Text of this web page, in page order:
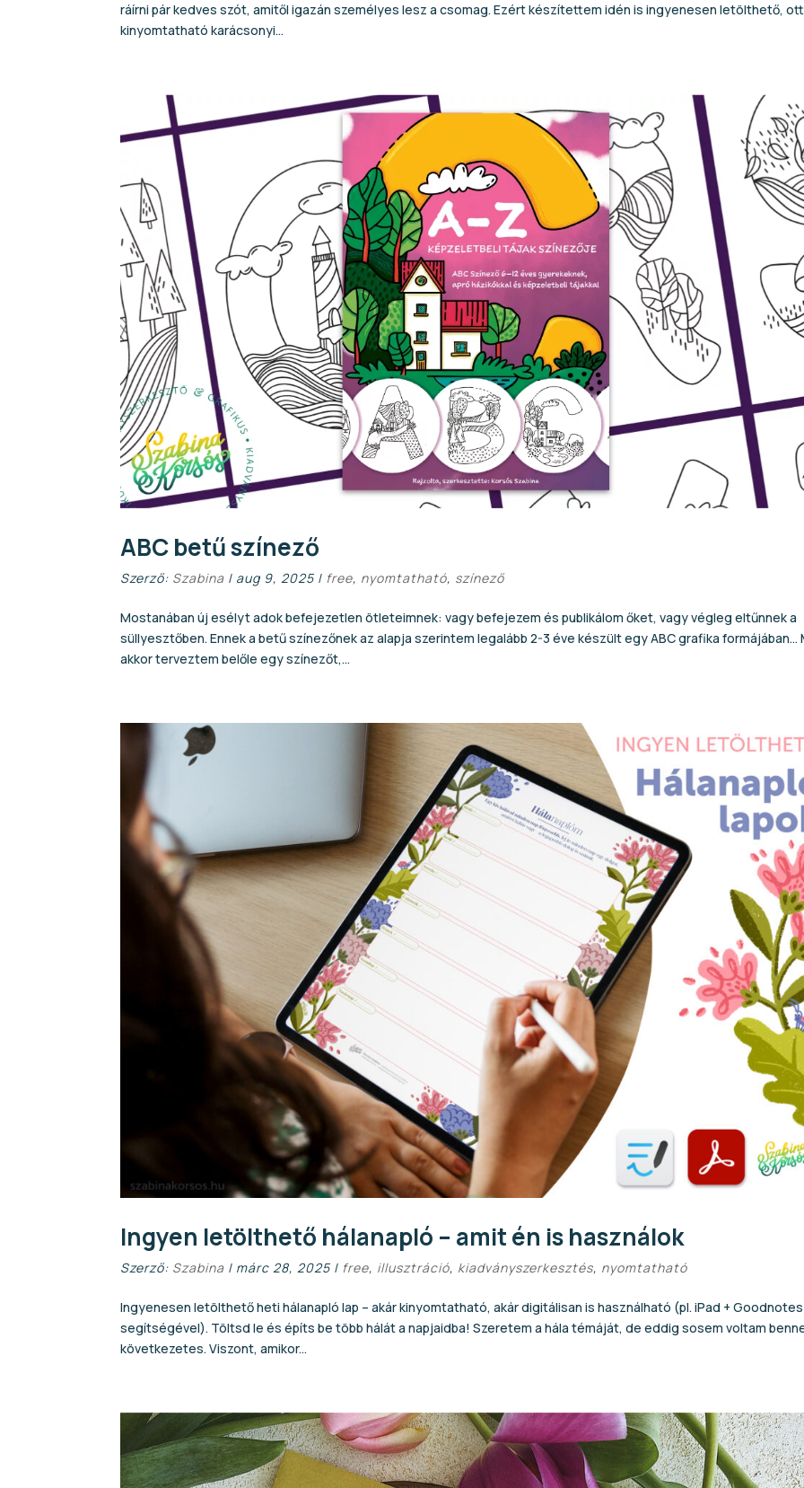
ráírni pár kedves szót, amitől igazán személyes lesz a csomag. Ezért készítettem idén is ingyenesen letölthető,
kinyomtatható karácsonyi...
ABC betű színező
Szerző: Szabina | aug 9, 2025 | free, nyomtatható, színező
Mostanában új esélyt adok befejezetlen ötleteimnek: vagy befejezem és publikálom őket, vagy végleg eltűnnek a
süllyesztőben. Ennek a betű színezőnek az alapja szerintem legalább 2-3 éve készült egy ABC grafika formájában…
akkor terveztem belőle egy színezőt,...
Ingyen letölthető hálanapló – amit én is használok
Szerző: Szabina | márc 28, 2025 | free, illusztráció, kiadványszerkesztés, nyomtatható
Ingyenesen letölthető heti hálanapló lap – akár kinyomtatható, akár digitálisan is használható (pl. iPad + Goodnotes
segítségével). Töltsd le és építs be több hálát a napjaidba! Szeretem a hála témáját, de eddig sosem voltam
következetes. Viszont, amikor...